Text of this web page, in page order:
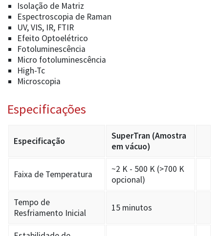
Isolação de Matriz
Espectroscopia de Raman
UV, VIS, IR, FTIR
Efeito Optoelétrico
Fotoluminescência
Micro fotoluminescência
High-Tc
Microscopia
Especificações
Especificação
SuperTran (Amostra
em vácuo)
Faixa de Temperatura
~2 K - 500 K (>700 K
opcional)
Tempo de
Resfriamento Inicial
15 minutos